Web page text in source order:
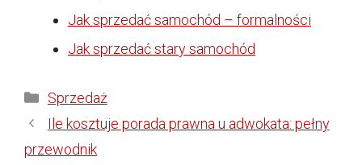
Jak sprzedać samochód – formalności
Jak sprzedać stary samochód
Kategorie
Sprzedaż
Ile kosztuje porada prawna u adwokata: pełny
przewodnik